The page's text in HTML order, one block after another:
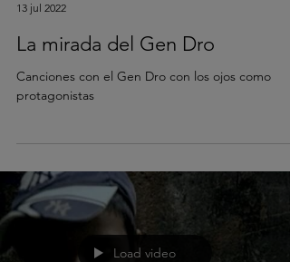
13 jul 2022
La mirada del Gen Dro
Canciones con el Gen Dro con los ojos como
protagonistas
Load video